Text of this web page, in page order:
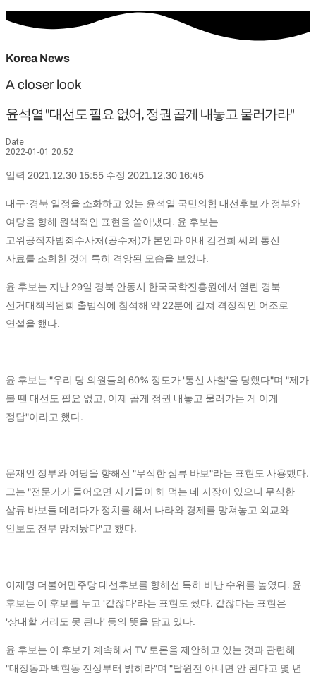
Korea News
A closer look
윤석열 "대선도 필요 없어, 정권 곱게 내놓고 물러가라"
Date
2022-01-01 20:52
입력 2021.12.30 15:55 수정 2021.12.30 16:45
대구·경북 일정을 소화하고 있는 윤석열 국민의힘 대선후보가 정부와
여당을 향해 원색적인 표현을 쏟아냈다. 윤 후보는
고위공직자범죄수사처(공수처)가 본인과 아내 김건희 씨의 통신
자료를 조회한 것에 특히 격앙된 모습을 보였다.
윤 후보는 지난 29일 경북 안동시 한국국학진흥원에서 열린 경북
선거대책위원회 출범식에 참석해 약 22분에 걸쳐 격정적인 어조로
연설을 했다.
윤 후보는 "우리 당 의원들의 60% 정도가 '통신 사찰'을 당했다"며 "제가
볼 땐 대선도 필요 없고, 이제 곱게 정권 내놓고 물러가는 게 이게
정답"이라고 했다.
문재인 정부와 여당을 향해선 "무식한 삼류 바보"라는 표현도 사용했다.
그는 "전문가가 들어오면 자기들이 해 먹는 데 지장이 있으니 무식한
삼류 바보들 데려다가 정치를 해서 나라와 경제를 망쳐놓고 외교와
안보도 전부 망쳐놨다"고 했다.
이재명 더불어민주당 대선후보를 향해선 특히 비난 수위를 높였다. 윤
후보는 이 후보를 두고 '같잖다'라는 표현도 썼다. 같잖다는 표현은
'상대할 거리도 못 된다' 등의 뜻을 담고 있다.
윤 후보는 이 후보가 계속해서 TV 토론을 제안하고 있는 것과 관련해
"대장동과 백현동 진상부터 밝히라"며 "탈원전 아니면 안 된다고 몇 년